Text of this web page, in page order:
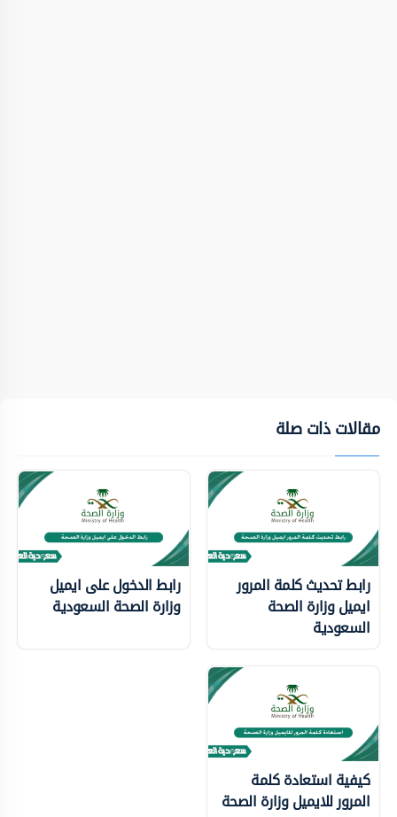
مقالات ذات صلة
رابط تحديث كلمة المرور
ايميل وزارة الصحة
السعودية
رابط الدخول على ايميل
وزارة الصحة السعودية
كيفية استعادة كلمة
المرور للايميل وزارة الصحة